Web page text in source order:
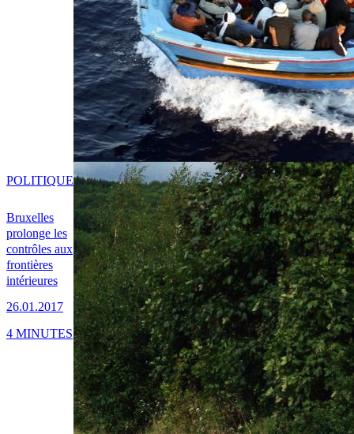
Bruxelles
prolonge les
contrôles aux
frontières
intérieures
26.01.2017
POLITIQUE
4 MINUTES